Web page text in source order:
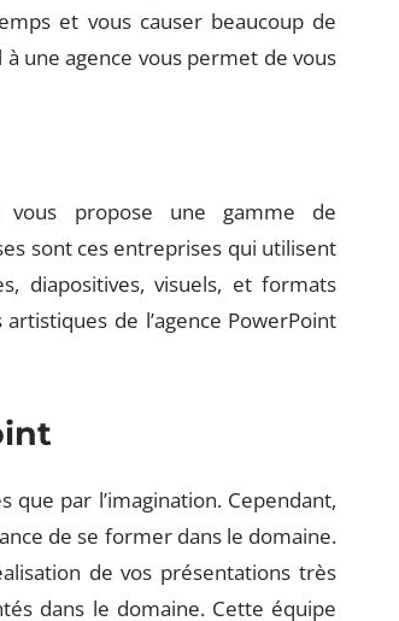
et vous causer beaucoup de
une agence vous permet de vous
vous propose une gamme de
sont ces entreprises qui utilisent
diapositives, visuels, et formats
de l’agence PowerPoint
par l’imagination. Cependant,
de se former dans le domaine.
de vos présentations très
dans le domaine. Cette équipe